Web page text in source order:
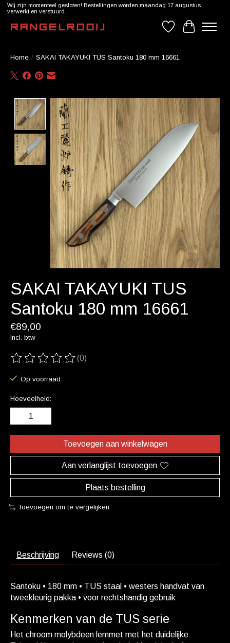
Wij zijn momenteel gesloten! Bestellingen worden maandag 17 augustus
verwerkt en verstuurd.
Verlanglijst
Home / SAKAI TAKAYUKI TUS Santoku 180 mm 16661
Product image slideshow Items
SAKAI TAKAYUKI TUS
Santoku 180 mm 16661
€89,00
Incl. btw
De beoordeling van dit product is
(0)
Op voorraad
Hoeveelheid:
Toevoegen aan winkelwagen
Aan verlanglijst toevoegen
Plaats bestelling
Toevoegen om te vergelijken
Beschrijving Reviews (0)
Santoku • 180 mm • TUS staal • westers handvat van
tweekleurig pakka • voor rechtshandig gebruik
Kenmerken van de TUS serie
Het chroom molybdeen lemmet met het duidelijke